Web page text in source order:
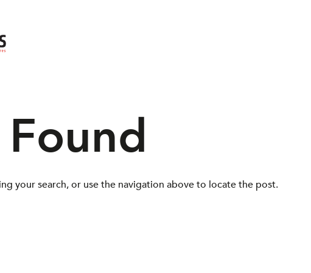
your search, or use the navigation above to locate the post.